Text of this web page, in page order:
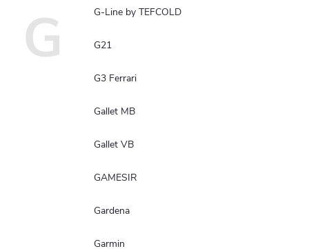
G G-Line by TEFCOLD
G21
G3 Ferrari
Gallet MB
Gallet VB
GAMESIR
Gardena
Garmin